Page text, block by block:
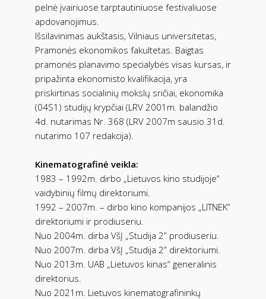
pelnė įvairiuose tarptautiniuose festivaliuose
apdovanojimus.
Išsilavinimas aukštasis, Vilniaus universitetas,
Pramonės ekonomikos fakultetas. Baigtas
pramonės planavimo specialybės visas kursas, ir
pripažinta ekonomisto kvalifikacija, yra
priskirtinas socialinių mokslų sričiai, ekonomika
(04S1) studijų krypčiai (LRV 2001m. balandžio
4d. nutarimas Nr. 368 (LRV 2007m sausio 31d.
nutarimo 107 redakcija).
Kinematografinė veikla:
1983 – 1992m. dirbo „Lietuvos kino studijoje“
vaidybinių filmų direktoriumi.
1992 – 2007m. – dirbo kino kompanijos „LITNEK”
direktoriumi ir prodiuseriu.
Nuo 2004m. dirba VšĮ „Studija 2” prodiuseriu.
Nuo 2007m. dirba VšĮ „Studija 2” direktoriumi.
Nuo 2013m. UAB „Lietuvos kinas“ generalinis
direktorius.
Nuo 2021m. Lietuvos kinematografininkų